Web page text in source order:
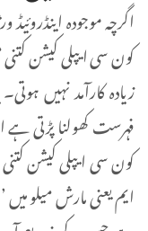
اگرچہ موجودہ
کون سی ایپلی کیشن
زیادہ کارآمد نہیں
فہرست کھولنا پڑتی
کون سی ایپلی کیشن
ایم یعنی مارش میلو